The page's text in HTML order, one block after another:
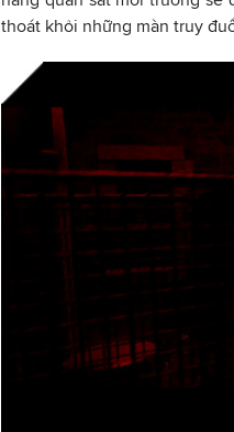
thoát khỏi những màn truy